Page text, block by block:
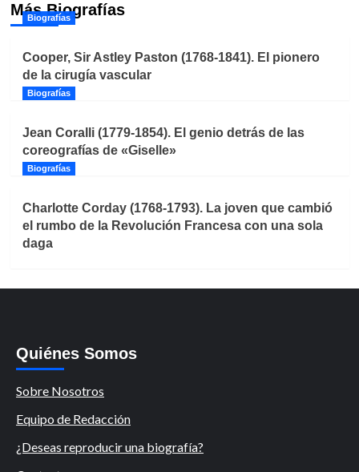
Más Biografías
Biografías
Cooper, Sir Astley Paston (1768-1841). El pionero
de la cirugía vascular
Biografías
Jean Coralli (1779-1854). El genio detrás de las
coreografías de «Giselle»
Biografías
Charlotte Corday (1768-1793). La joven que cambió
el rumbo de la Revolución Francesa con una sola
daga
Quiénes Somos
Sobre Nosotros
Equipo de Redacción
¿Deseas reproducir una biografía?